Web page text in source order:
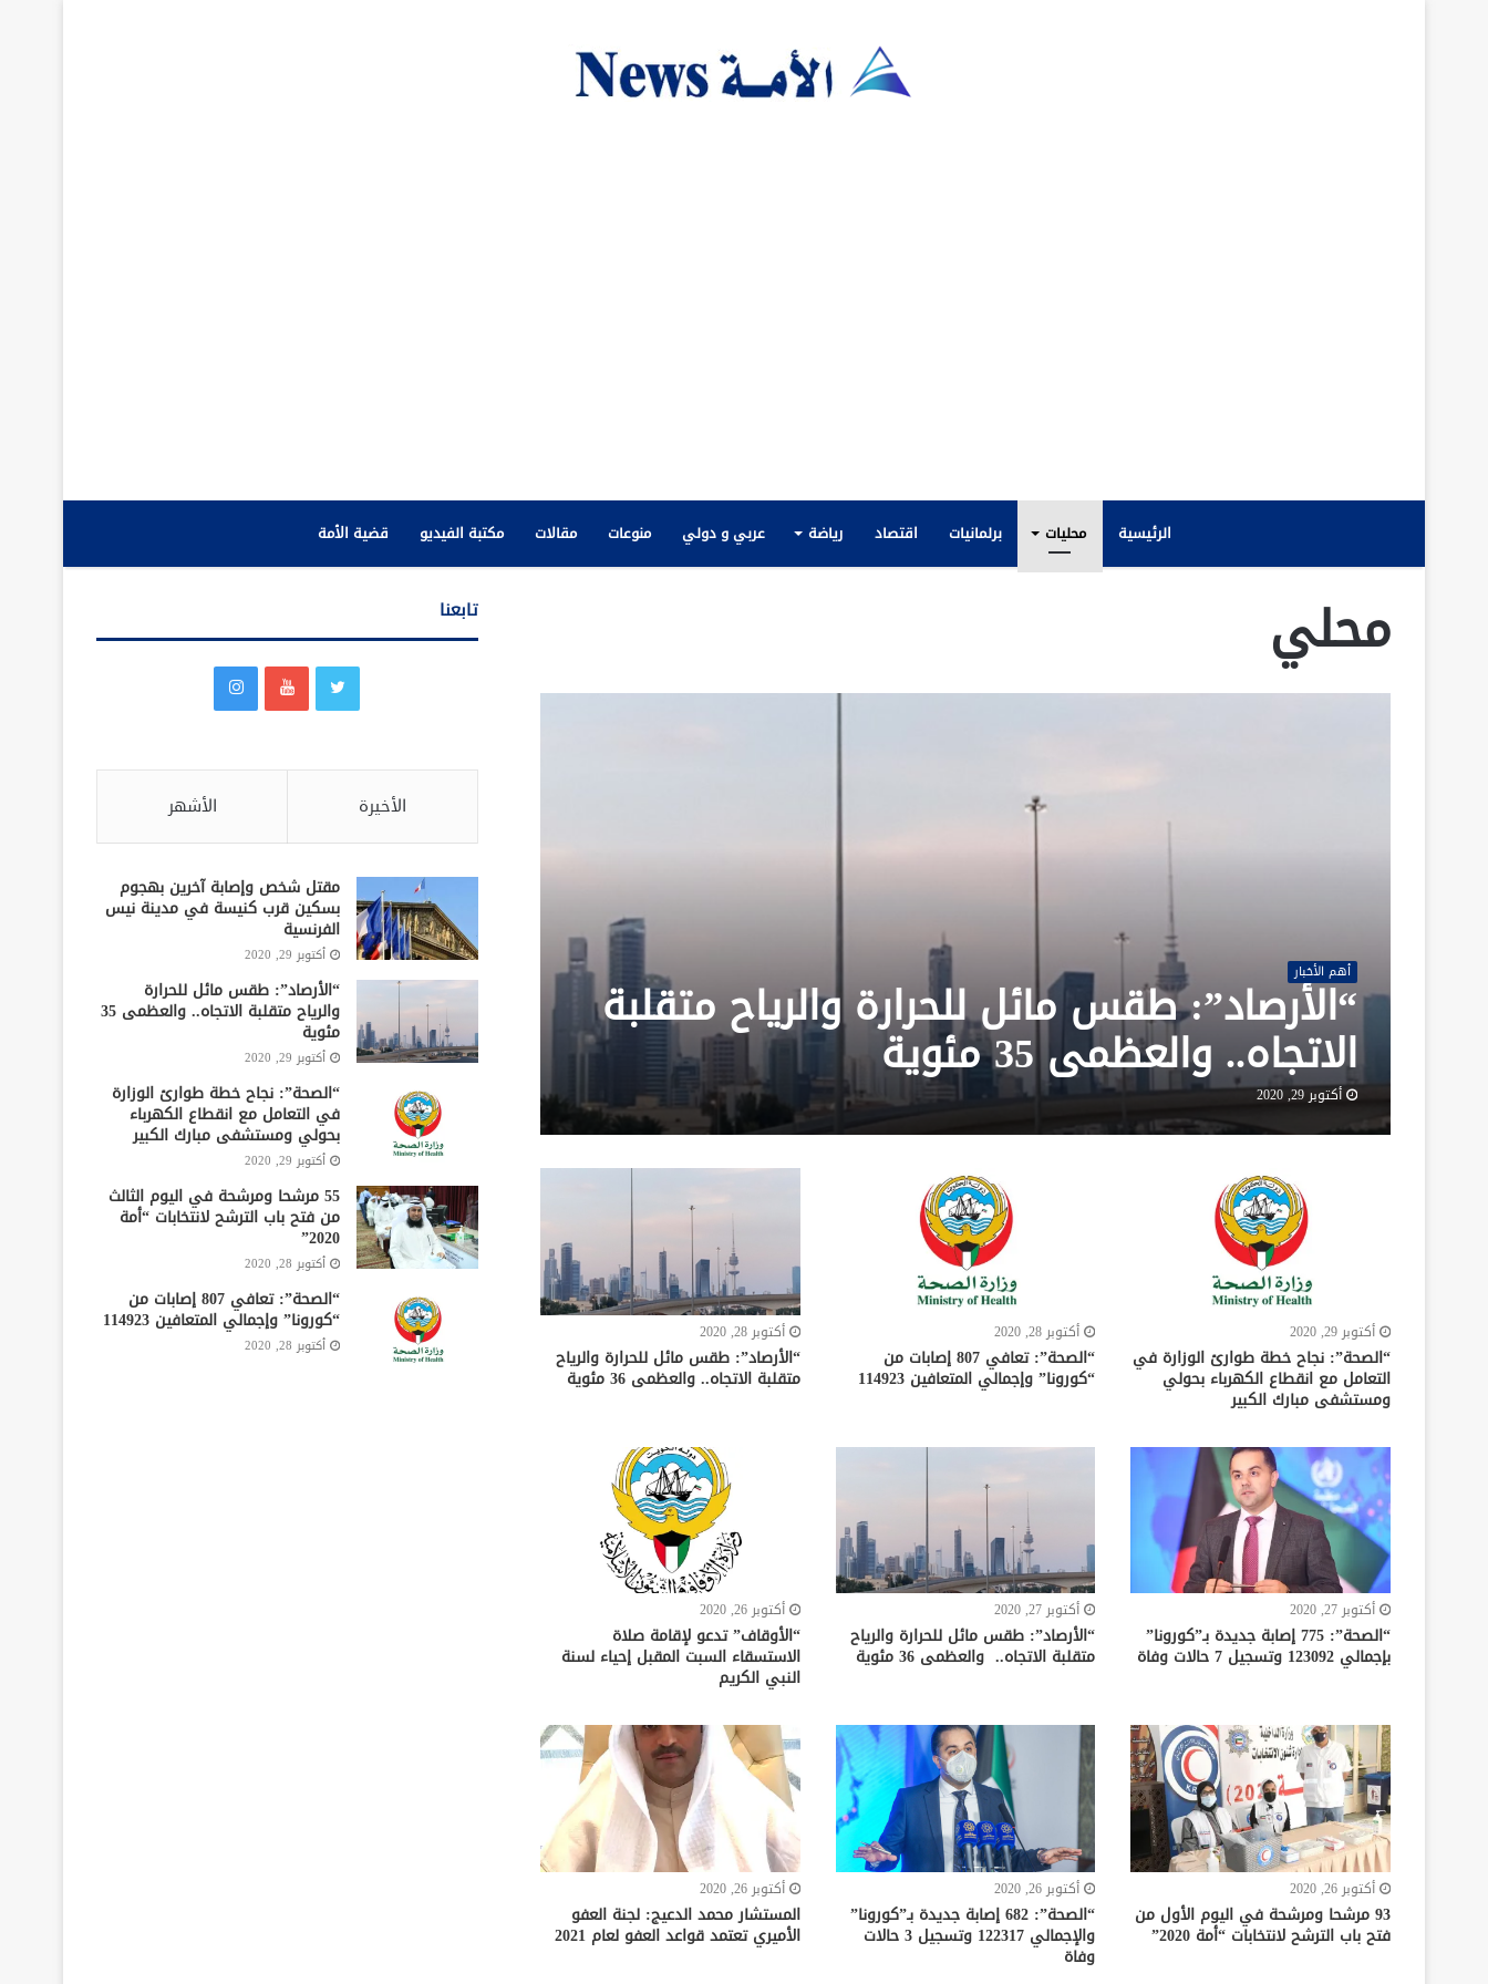
الرئيسية محليات برلمانيات اقتصاد رياضة عربي و دولي منوعات مقالات مكتبة الفيديو قضية الأمة
محلي
أهم الأخبار
“الأرصاد”: طقس مائل للحرارة والرياح متقلبة
الاتجاه.. والعظمى 35 مئوية
أكتوبر 29, 2020
أكتوبر 29, 2020
“الصحة”: نجاح خطة طوارئ الوزارة في
التعامل مع انقطاع الكهرباء بحولي
ومستشفى مبارك الكبير
أكتوبر 28, 2020
“الصحة”: تعافي 807 إصابات من
“كورونا” وإجمالي المتعافين 114923
أكتوبر 28, 2020
“الأرصاد”: طقس مائل للحرارة والرياح
متقلبة الاتجاه.. والعظمى 36 مئوية
أكتوبر 27, 2020
“الصحة”: 775 إصابة جديدة بـ”كورونا”
بإجمالي 123092 وتسجيل 7 حالات وفاة
أكتوبر 27, 2020
“الأرصاد”: طقس مائل للحرارة والرياح
متقلبة الاتجاه.. والعظمى 36 مئوية
أكتوبر 26, 2020
“الأوقاف” تدعو لإقامة صلاة
الاستسقاء السبت المقبل إحياء لسنة
النبي الكريم
أكتوبر 26, 2020
93 مرشحا ومرشحة في اليوم الأول من
فتح باب الترشح لانتخابات “أمة 2020”
أكتوبر 26, 2020
“الصحة”: 682 إصابة جديدة بـ”كورونا”
والإجمالي 122317 وتسجيل 3 حالات
وفاة
أكتوبر 26, 2020
المستشار محمد الدعيج: لجنة العفو
الأميري تعتمد قواعد العفو لعام 2021
تابعنا
الأخيرة الأشهر
مقتل شخص وإصابة آخرين بهجوم
بسكين قرب كنيسة في مدينة نيس
الفرنسية
أكتوبر 29, 2020
“الأرصاد”: طقس مائل للحرارة
والرياح متقلبة الاتجاه.. والعظمى 35
مئوية
أكتوبر 29, 2020
“الصحة”: نجاح خطة طوارئ الوزارة
في التعامل مع انقطاع الكهرباء
بحولي ومستشفى مبارك الكبير
أكتوبر 29, 2020
55 مرشحا ومرشحة في اليوم الثالث
من فتح باب الترشح لانتخابات “أمة
2020”
أكتوبر 28, 2020
“الصحة”: تعافي 807 إصابات من
“كورونا” وإجمالي المتعافين 114923
أكتوبر 28, 2020